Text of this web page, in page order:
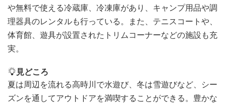
や無料で使える冷蔵庫、冷凍庫があり、キャンプ用品や調
理器具のレンタルも行っている。また、テニスコートや、
体育館、遊具が設置されたトリムコーナーなどの施設も充
実。
見どころ
夏は周辺を流れる高時川で水遊び、冬は雪遊びなど、シー
ズンを通してアウトドアを満喫することができる。豊かな